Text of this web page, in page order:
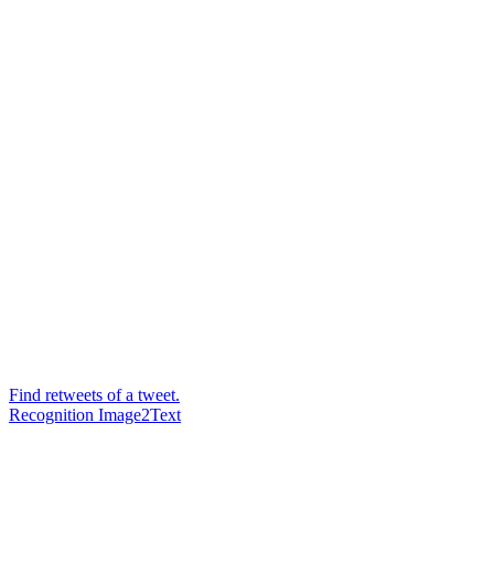
Find retweets of a tweet.
Recognition Image2Text